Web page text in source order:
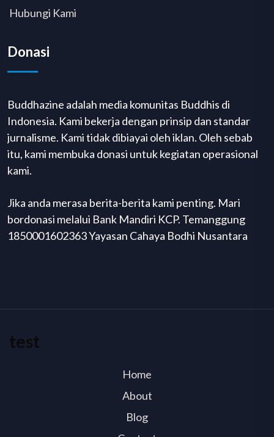
Hubungi Kami
Donasi
Buddhazine adalah media komunitas Buddhis di
Indonesia. Kami bekerja dengan prinsip dan standar
jurnalisme. Kami tidak dibiayai oleh iklan. Oleh sebab
itu, kami membuka donasi untuk kegiatan operasional
kami.
Jika anda merasa berita-berita kami penting. Mari
bordonasi melalui Bank Mandiri KCP. Temanggung
1850001602363 Yayasan Cahaya Bodhi Nusantara
test
Home
About
Blog